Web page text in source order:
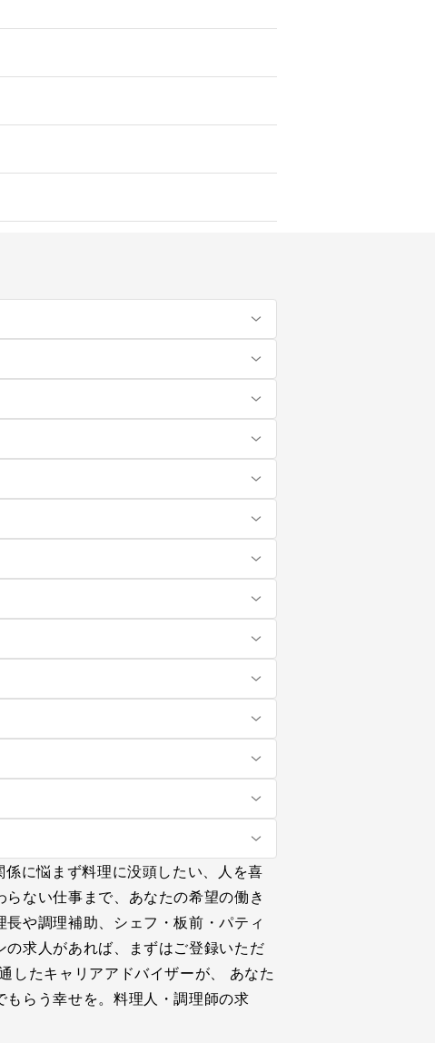
に悩まず料理に没頭したい、人を喜
ない仕事まで、あなたの希望の働き
や調理補助、シェフ・板前・パティ
求人があれば、まずはご登録いただ
したキャリアアドバイザーが、 あなた
らう幸せを。料理人・調理師の求